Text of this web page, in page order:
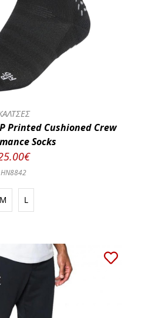
Printed Cushioned Crew
Socks
HN8842
M L